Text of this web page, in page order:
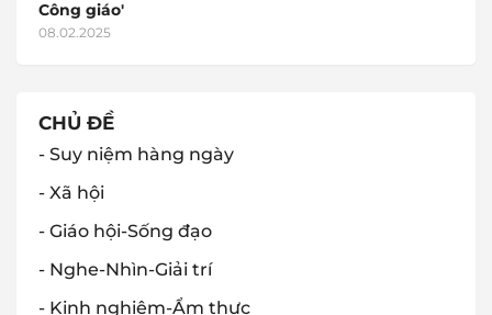
Công giáo'
08.02.2025
CHỦ ĐỀ
- Suy niệm hàng ngày
- Xã hội
- Giáo hội-Sống đạo
- Nghe-Nhìn-Giải trí
- Kinh nghiệm-Ẩm thực